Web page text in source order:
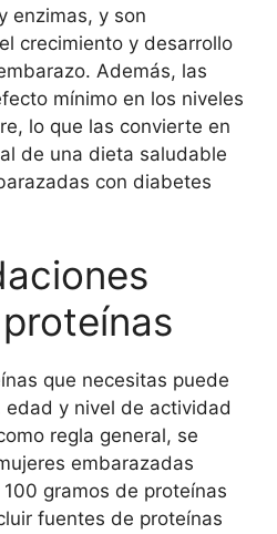
enzimas, y son
crecimiento y desarrollo
Además, las
mínimo en los niveles
lo que las convierte en
de una dieta saludable
con diabetes
que necesitas puede
y nivel de actividad
regla general, se
embarazadas
gramos de proteínas
fuentes de proteínas